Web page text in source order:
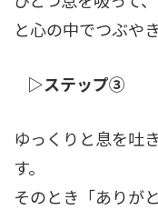
と心の中でつぶやき
▷ステップ③
ゆっくりと息を吐
す。
そのとき「ありが